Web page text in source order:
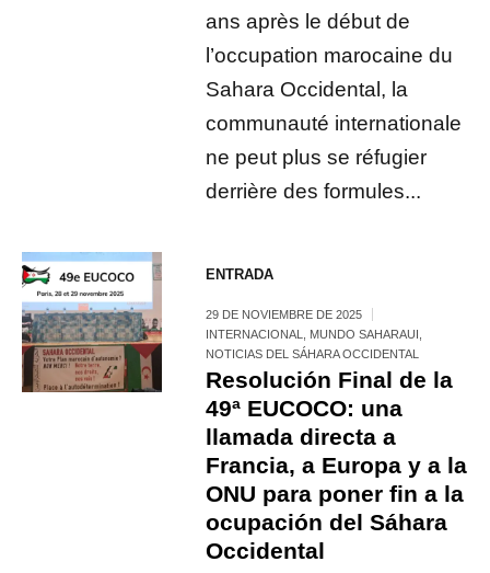
ans après le début de
l’occupation marocaine du
Sahara Occidental, la
communauté internationale
ne peut plus se réfugier
derrière des formules...
ENTRADA
29 DE NOVIEMBRE DE 2025
INTERNACIONAL
MUNDO SAHARAUI
NOTICIAS DEL SÁHARA OCCIDENTAL
Resolución Final de la
49ª EUCOCO: una
llamada directa a
Francia, a Europa y a la
ONU para poner fin a la
ocupación del Sáhara
Occidental